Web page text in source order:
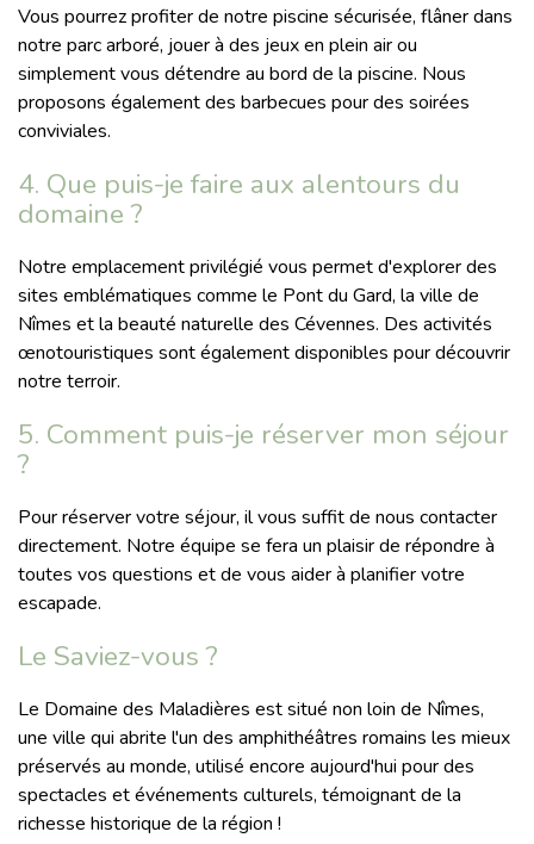
Vous pourrez profiter de notre piscine sécurisée, flâner dans
notre parc arboré, jouer à des jeux en plein air ou
simplement vous détendre au bord de la piscine. Nous
proposons également des barbecues pour des soirées
conviviales.
4. Que puis-je faire aux alentours du
domaine ?
Notre emplacement privilégié vous permet d'explorer des
sites emblématiques comme le Pont du Gard, la ville de
Nîmes et la beauté naturelle des Cévennes. Des activités
œnotouristiques sont également disponibles pour découvrir
notre terroir.
5. Comment puis-je réserver mon séjour
?
Pour réserver votre séjour, il vous suffit de nous contacter
directement. Notre équipe se fera un plaisir de répondre à
toutes vos questions et de vous aider à planifier votre
escapade.
Le Saviez-vous ?
Le Domaine des Maladières est situé non loin de Nîmes,
une ville qui abrite l'un des amphithéâtres romains les mieux
préservés au monde, utilisé encore aujourd'hui pour des
spectacles et événements culturels, témoignant de la
richesse historique de la région !